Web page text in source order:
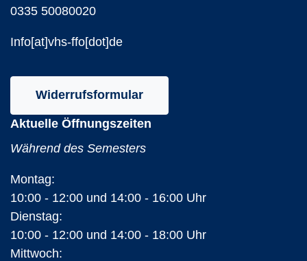
0335 50080020
Info[at]vhs-ffo[dot]de
Widerrufsformular
Aktuelle Öffnungszeiten
Während des Semesters
Montag:
10:00 - 12:00 und 14:00 - 16:00 Uhr
Dienstag:
10:00 - 12:00 und 14:00 - 18:00 Uhr
Mittwoch: